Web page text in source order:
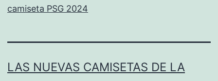
camiseta PSG 2024
LAS NUEVAS CAMISETAS DE LA